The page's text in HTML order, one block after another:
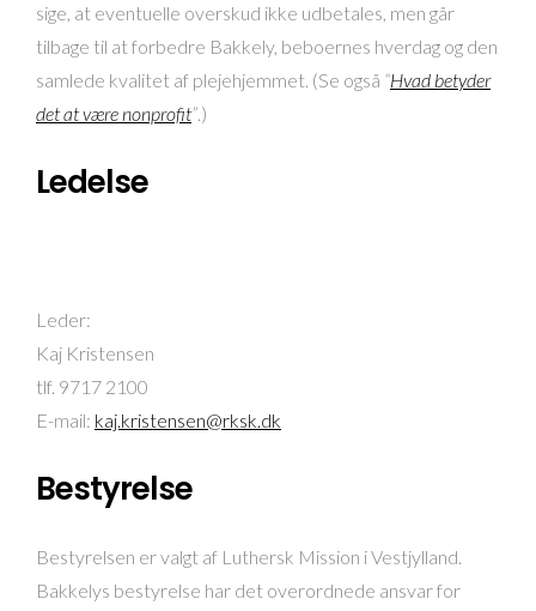
sige, at eventuelle overskud ikke udbetales, men går
tilbage til at forbedre Bakkely, beboernes hverdag og den
samlede kvalitet af plejehjemmet. (Se også “Hvad betyder
det at være nonprofit”.)
Ledelse
Leder:
Kaj Kristensen
tlf. 9717 2100
E-mail: kaj.kristensen@rksk.dk
Bestyrelse
Bestyrelsen er valgt af Luthersk Mission i Vestjylland.
Bakkelys bestyrelse har det overordnede ansvar for